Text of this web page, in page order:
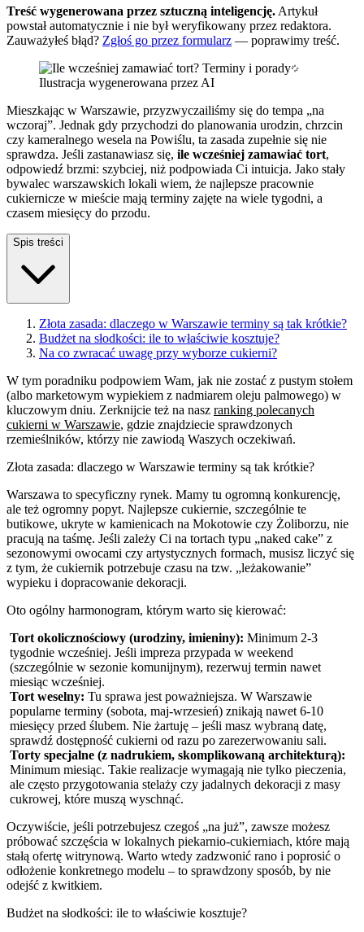
Treść wygenerowana przez sztuczną inteligencję. Artykuł
powstał automatycznie i nie był weryfikowany przez redaktora.
Zauważyłeś błąd? Zgłoś go przez formularz — poprawimy treść.
Ilustracja wygenerowana przez AI
Mieszkając w Warszawie, przyzwyczailiśmy się do tempa „na
wczoraj”. Jednak gdy przychodzi do planowania urodzin, chrzcin
czy kameralnego wesela na Powiślu, ta zasada zupełnie się nie
sprawdza. Jeśli zastanawiasz się, ile wcześniej zamawiać tort,
odpowiedź brzmi: szybciej, niż podpowiada Ci intuicja. Jako stały
bywalec warszawskich lokali wiem, że najlepsze pracownie
cukiernicze w mieście mają terminy zajęte na wiele tygodni, a
czasem miesięcy do przodu.
Spis treści
Złota zasada: dlaczego w Warszawie terminy są tak krótkie?
Budżet na słodkości: ile to właściwie kosztuje?
Na co zwracać uwagę przy wyborze cukierni?
W tym poradniku podpowiem Wam, jak nie zostać z pustym stołem
(albo marketowym wypiekiem z nadmiarem oleju palmowego) w
kluczowym dniu. Zerknijcie też na nasz ranking polecanych
cukierni w Warszawie, gdzie znajdziecie sprawdzonych
rzemieślników, którzy nie zawiodą Waszych oczekiwań.
Złota zasada: dlaczego w Warszawie terminy są tak krótkie?
Warszawa to specyficzny rynek. Mamy tu ogromną konkurencję,
ale też ogromny popyt. Najlepsze cukiernie, szczególnie te
butikowe, ukryte w kamienicach na Mokotowie czy Żoliborzu, nie
pracują na taśmę. Jeśli zależy Ci na tortach typu „naked cake” z
sezonowymi owocami czy artystycznych formach, musisz liczyć się
z tym, że cukiernik potrzebuje czasu na tzw. „leżakowanie”
wypieku i dopracowanie dekoracji.
Oto ogólny harmonogram, którym warto się kierować:
Tort okolicznościowy (urodziny, imieniny): Minimum 2-3
tygodnie wcześniej. Jeśli impreza przypada w weekend
(szczególnie w sezonie komunijnym), rezerwuj termin nawet
miesiąc wcześniej.
Tort weselny: Tu sprawa jest poważniejsza. W Warszawie
popularne terminy (sobota, maj-wrzesień) znikają nawet 6-10
miesięcy przed ślubem. Nie żartuję – jeśli masz wybraną datę,
sprawdź dostępność cukierni od razu po zarezerwowaniu sali.
Torty specjalne (z nadrukiem, skomplikowaną architekturą):
Minimum miesiąc. Takie realizacje wymagają nie tylko pieczenia,
ale często przygotowania stelaży czy jadalnych dekoracji z masy
cukrowej, które muszą wyschnąć.
Oczywiście, jeśli potrzebujesz czegoś „na już”, zawsze możesz
próbować szczęścia w lokalnych piekarnio-cukierniach, które mają
stałą ofertę witrynową. Warto wtedy zadzwonić rano i poprosić o
odłożenie konkretnego modelu – to sprawdzony sposób, by nie
odejść z kwitkiem.
Budżet na słodkości: ile to właściwie kosztuje?